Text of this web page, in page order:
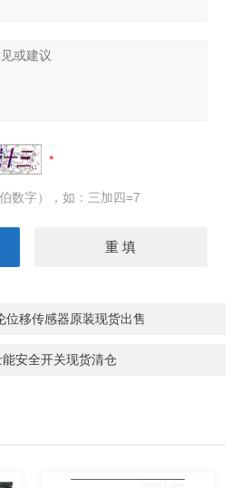
数字），如：三加四=7
位移传感器原装现货出售
安全开关现货清仓